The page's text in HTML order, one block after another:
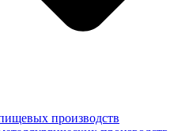
производств